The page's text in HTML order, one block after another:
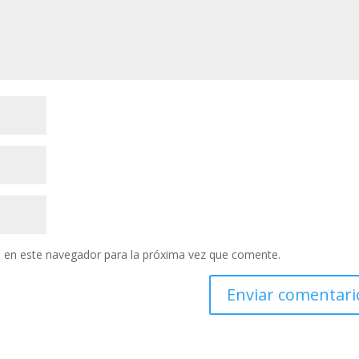
este navegador para la próxima vez que comente.